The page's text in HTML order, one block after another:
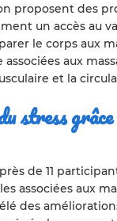
proposent des
un accès au
le corps aux
aux
et la
grâce
de 11
associées aux
des